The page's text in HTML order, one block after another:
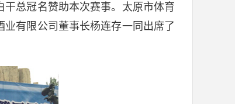
总冠名赞助本次赛事。太原市体育
有限公司董事长杨连存一同出席了